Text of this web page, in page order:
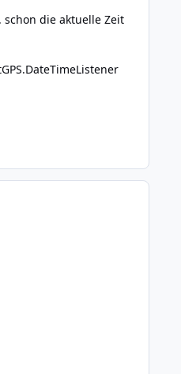
die aktuelle Zeit